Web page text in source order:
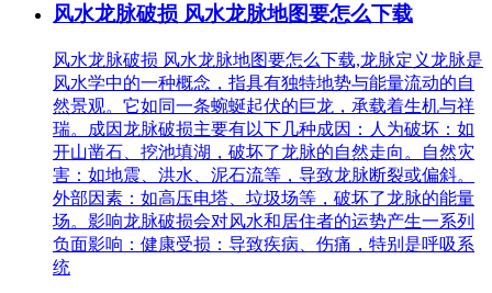
风水龙脉破损 风水龙脉地图要怎么下载
风水龙脉破损 风水龙脉地图要怎么下载,龙脉定义龙脉是
风水学中的一种概念，指具有独特地势与能量流动的自
然景观。它如同一条蜿蜒起伏的巨龙，承载着生机与祥
瑞。成因龙脉破损主要有以下几种成因：人为破坏：如
开山凿石、挖池填湖，破坏了龙脉的自然走向。自然灾
害：如地震、洪水、泥石流等，导致龙脉断裂或偏斜。
外部因素：如高压电塔、垃圾场等，破坏了龙脉的能量
场。影响龙脉破损会对风水和居住者的运势产生一系列
负面影响：健康受损：导致疾病、伤痛，特别是呼吸系
统